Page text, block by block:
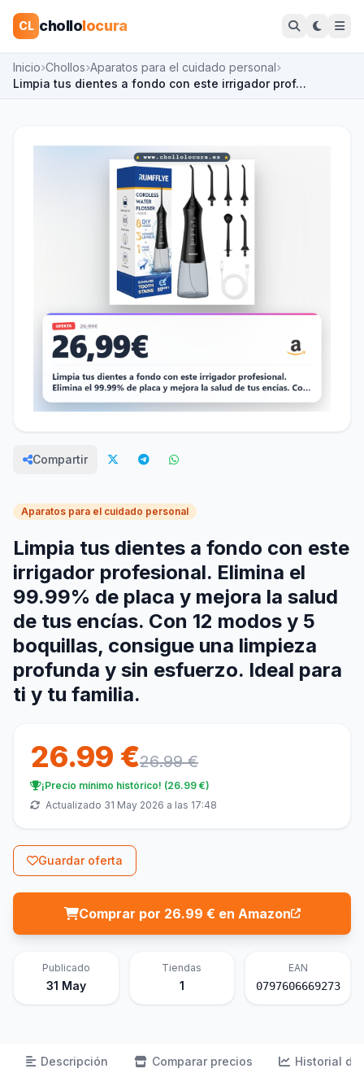
CL chollolocura
Inicio Chollos Aparatos para el cuidado personal
Limpia tus dientes a fondo con este irrigador prof…
Compartir
Aparatos para el cuidado personal
Limpia tus dientes a fondo con este
irrigador profesional. Elimina el
99.99% de placa y mejora la salud
de tus encías. Con 12 modos y 5
boquillas, consigue una limpieza
profunda y sin esfuerzo. Ideal para
ti y tu familia.
26.99 €26.99 €
¡Precio mínimo histórico! (26.99 €)
Actualizado 31 May 2026 a las 17:48
Guardar oferta
Comprar por 26.99 € en Amazon
Publicado
31 May
Tiendas
1
EAN
0797606669273
Descripción Comparar precios Historial de